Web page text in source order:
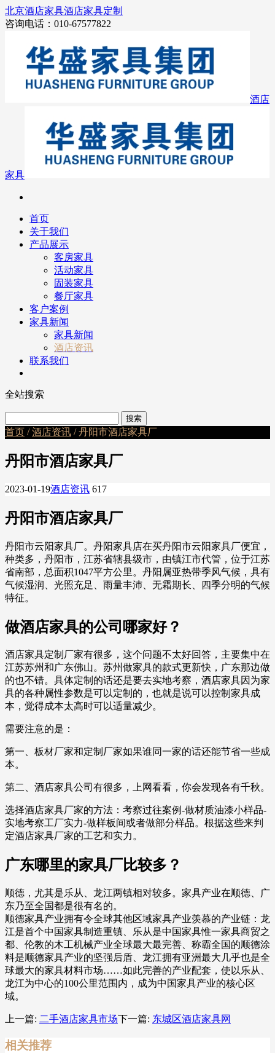
北京酒店家具酒店家具定制
咨询电话：010-67577822
酒店
家具
首页
关于我们
产品展示
客房家具
活动家具
固装家具
餐厅家具
客户案例
家具新闻
家具新闻
酒店资讯
联系我们
全站搜索
首页 /酒店资讯 / 丹阳市酒店家具厂
丹阳市酒店家具厂
2023-01-19酒店资讯 617
丹阳市酒店家具厂
丹阳市云阳家具厂。丹阳家具店在买丹阳市云阳家具厂便宜，
种类多，丹阳市，江苏省辖县级市，由镇江市代管，位于江苏
省南部，总面积1047平方公里。丹阳属亚热带季风气候，具有
气候湿润、光照充足、雨量丰沛、无霜期长、四季分明的气候
特征。
做酒店家具的公司哪家好？
酒店家具定制厂家有很多，这个问题不太好回答，主要集中在
江苏苏州和广东佛山。苏州做家具的款式更新快，广东那边做
的也不错。具体定制的话还是要去实地考察，酒店家具因为家
具的各种属性参数是可以定制的，也就是说可以控制家具成
本，觉得成本太高时可以适量减少。
需要注意的是：
第一、板材厂家和定制厂家如果谁同一家的话还能节省一些成
本。
第二、酒店家具公司有很多，上网看看，你会发现各有千秋。
选择酒店家具厂家的方法：考察过往案例-做材质油漆小样品-
实地考察工厂实力-做样板间或者做部分样品。根据这些来判
定酒店家具厂家的工艺和实力。
广东哪里的家具厂比较多？
顺德，尤其是乐从、龙江两镇相对较多。家具产业在顺德、广
东乃至全国都是很有名的。
顺德家具产业拥有令全球其他区域家具产业羡慕的产业链：龙
江是首个中国家具制造重镇、乐从是中国家具惟一家具商贸之
都、伦教的木工机械产业全球最大最完善、称霸全国的顺德涂
料是顺德家具产业的坚强后盾、龙江拥有亚洲最大几乎也是全
球最大的家具材料市场……如此完善的产业配套，使以乐从、
龙江为中心的100公里范围内，成为中国家具产业的核心区
域。
上一篇: 二手酒店家具市场下一篇: 东城区酒店家具网
相关推荐